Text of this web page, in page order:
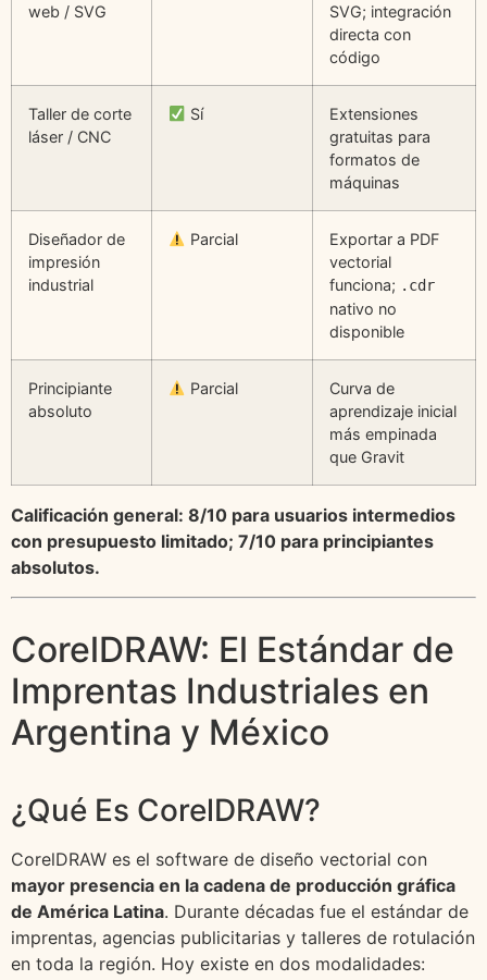
web / SVG
SVG; integración
directa con
código
Taller de corte
láser / CNC
Sí
Extensiones
gratuitas para
formatos de
máquinas
Diseñador de
impresión
industrial
Parcial
Exportar a PDF
vectorial
funciona; .cdr
nativo no
disponible
Principiante
absoluto
Parcial
Curva de
aprendizaje inicial
más empinada
que Gravit
Calificación general: 8/10 para usuarios intermedios
con presupuesto limitado; 7/10 para principiantes
absolutos.
CorelDRAW: El Estándar de
Imprentas Industriales en
Argentina y México
¿Qué Es CorelDRAW?
CorelDRAW es el software de diseño vectorial con
mayor presencia en la cadena de producción gráfica
de América Latina. Durante décadas fue el estándar de
imprentas, agencias publicitarias y talleres de rotulación
en toda la región. Hoy existe en dos modalidades: